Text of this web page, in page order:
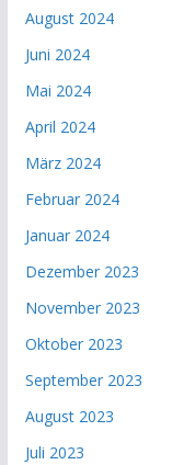
August 2024
Juni 2024
Mai 2024
April 2024
März 2024
Februar 2024
Januar 2024
Dezember 2023
November 2023
Oktober 2023
September 2023
August 2023
Juli 2023